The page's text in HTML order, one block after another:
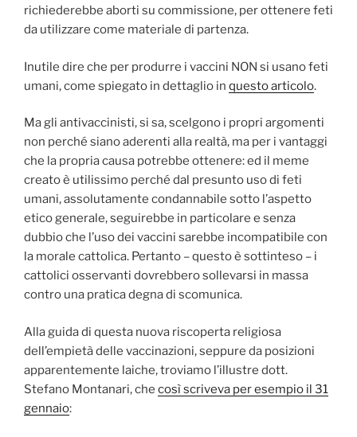
richiederebbe aborti su commissione, per ottenere feti
da utilizzare come materiale di partenza.
Inutile dire che per produrre i vaccini NON si usano feti
umani, come spiegato in dettaglio in questo articolo.
Ma gli antivaccinisti, si sa, scelgono i propri argomenti
non perché siano aderenti alla realtà, ma per i vantaggi
che la propria causa potrebbe ottenere: ed il meme
creato è utilissimo perché dal presunto uso di feti
umani, assolutamente condannabile sotto l’aspetto
etico generale, seguirebbe in particolare e senza
dubbio che l’uso dei vaccini sarebbe incompatibile con
la morale cattolica. Pertanto – questo è sottinteso – i
cattolici osservanti dovrebbero sollevarsi in massa
contro una pratica degna di scomunica.
Alla guida di questa nuova riscoperta religiosa
dell’empietà delle vaccinazioni, seppure da posizioni
apparentemente laiche, troviamo l’illustre dott.
Stefano Montanari, che così scriveva per esempio il 31
gennaio: